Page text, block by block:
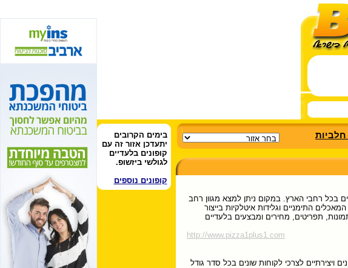
בימים הקרובים
יתעדכן אזור זה עם
קופונים בלעדיים
לגולשי ביזשופ.
קופונים נוספים
בכל רחבי הארץ. במקום ניתן למצא מגוון רחב
התימניים וגלידות איטלקיות בייצור
תפריטים, מחירים ומבצעים בלעדיים
http://www.pizza1plus1.com
ויצירתיים לצרכי לקוחות שונים בכל סדר גודל